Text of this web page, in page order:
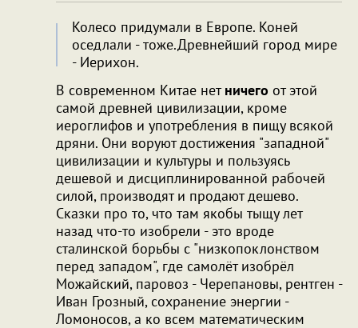
Колесо придумали в Европе. Коней
оседлали - тоже.Древнейший город мире
- Иерихон.
В современном Китае нетничего от этой
самой древней цивилизации, кроме
иероглифов и употребления в пищу всякой
дряни. Они воруют достижения "западной"
цивилизации и культуры и пользуясь
дешевой и дисциплинированной рабочей
силой, производят и продают дешево.
Сказки про то, что там якобы тыщу лет
назад что-то изобрели - это вроде
сталинской борьбы с "низкопоклонством
перед западом", где самолёт изобрёл
Можайский, паровоз - Черепановы, рентген -
Иван Грозный, сохранение энергии -
Ломоносов, а ко всем математическим